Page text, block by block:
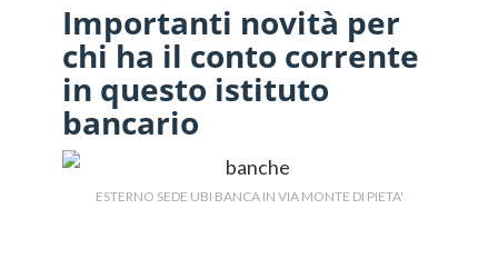
Importanti novità per
chi ha il conto corrente
in questo istituto
bancario
ESTERNO SEDE UBI BANCA IN VIA MONTE DI PIETA'